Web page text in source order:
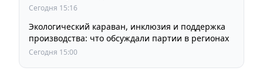
Сегодня 15:16
Экологический караван, инклюзия и поддержка
производства: что обсуждали партии в регионах
Сегодня 15:00